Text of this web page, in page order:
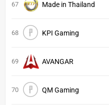
67 Made in Thailand
68 KPI Gaming
69 AVANGAR
70 QM Gaming